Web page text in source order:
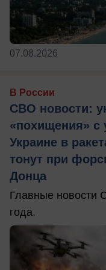
07.08.2026
В России
СВО новости:
«похищения» с
Украине в
тонут при
Донца
Главные новости
года.